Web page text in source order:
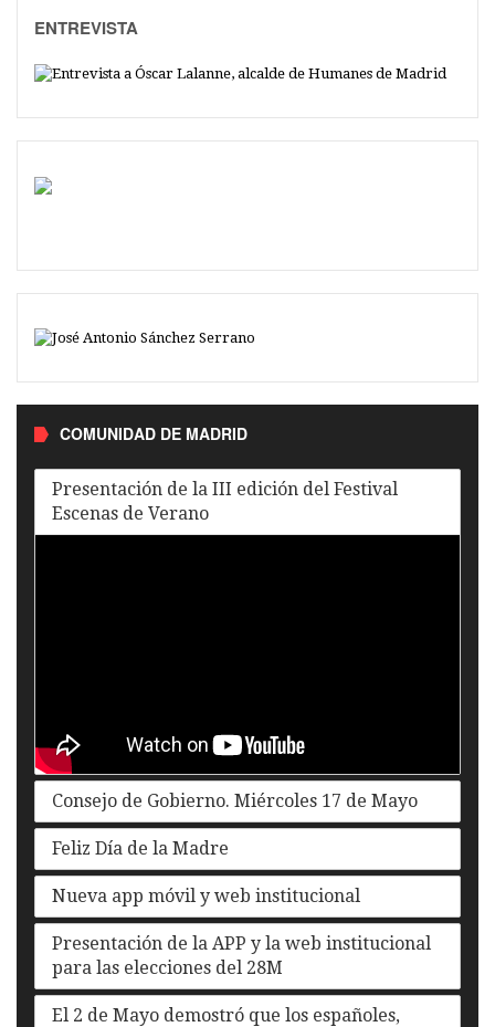
ENTREVISTA
COMUNIDAD DE MADRID
Presentación de la III edición del Festival
Escenas de Verano
Consejo de Gobierno. Miércoles 17 de Mayo
Feliz Día de la Madre
Nueva app móvil y web institucional
Presentación de la APP y la web institucional
para las elecciones del 28M
El 2 de Mayo demostró que los españoles,